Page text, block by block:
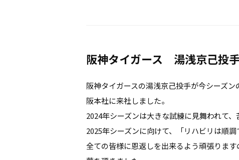
阪神タイガース 湯浅京己投
阪神タイガースの湯浅京己投手が今シーズ
阪本社に来社しました。
2024年シーズンは大きな試練に見舞われて、
2025年シーズンに向けて、「リハビリは順
全ての皆様に恩返しを出来るよう頑張りま